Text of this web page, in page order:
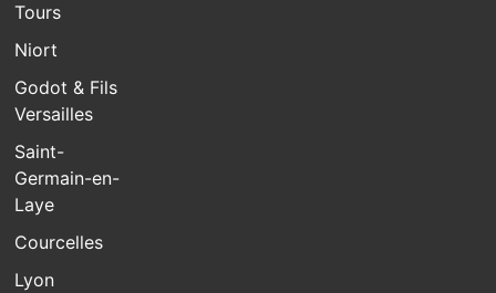
Tours
Niort
Godot & Fils
Versailles
Saint-
Germain-en-
Laye
Courcelles
Lyon